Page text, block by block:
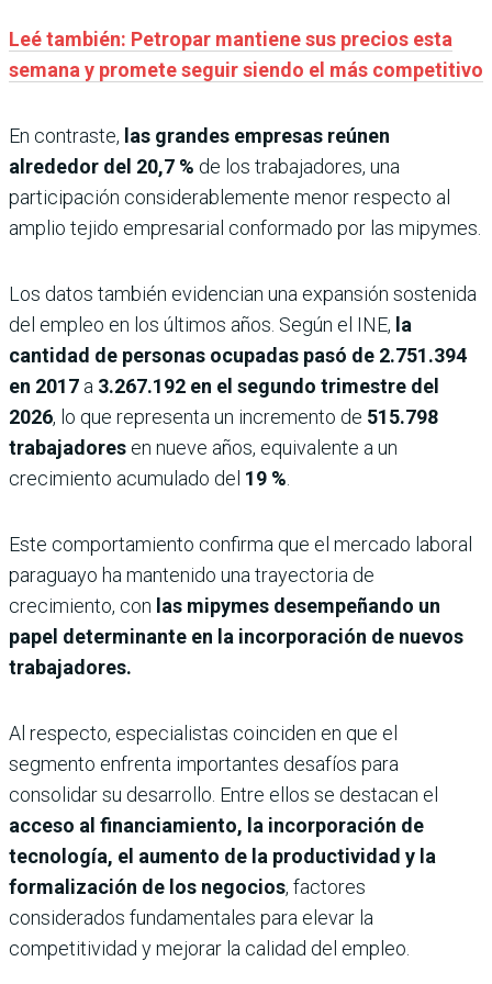
Leé también: Petropar mantiene sus precios esta
semana y promete seguir siendo el más competitivo
En contraste, las grandes empresas reúnen
alrededor del 20,7 % de los trabajadores, una
participación considerablemente menor respecto al
amplio tejido empresarial conformado por las mipymes.
Los datos también evidencian una expansión sostenida
del empleo en los últimos años. Según el INE, la
cantidad de personas ocupadas pasó de 2.751.394
en 2017 a 3.267.192 en el segundo trimestre del
2026, lo que representa un incremento de 515.798
trabajadores en nueve años, equivalente a un
crecimiento acumulado del 19 %
Este comportamiento confirma que el mercado laboral
paraguayo ha mantenido una trayectoria de
crecimiento, con las mipymes desempeñando un
papel determinante en la incorporación de nuevos
trabajadores.
Al respecto, especialistas coinciden en que el
segmento enfrenta importantes desafíos para
consolidar su desarrollo. Entre ellos se destacan el
acceso al financiamiento, la incorporación de
tecnología, el aumento de la productividad y la
formalización de los negocios, factores
considerados fundamentales para elevar la
competitividad y mejorar la calidad del empleo.